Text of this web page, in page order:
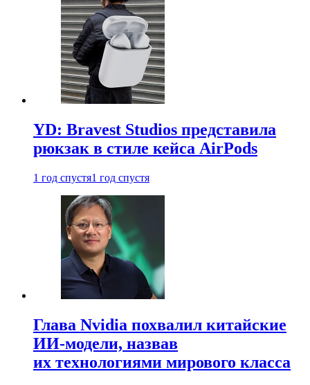
YD: Bravest Studios представила
рюкзак в стиле кейса AirPods
1 год спустя1 год спустя
Глава Nvidia похвалил китайские
ИИ-модели, назвав
их технологиями мирового класса